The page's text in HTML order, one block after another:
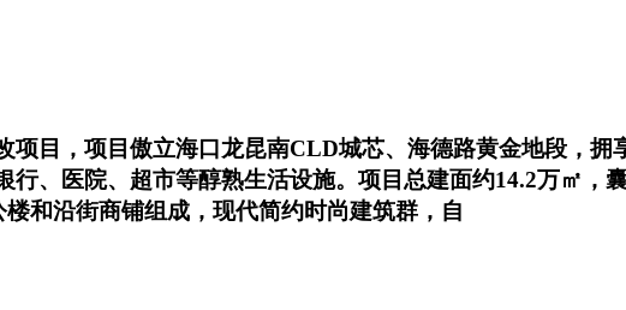
目，项目傲立海口龙昆南CLD城芯、海德路黄金地段，
、医院、超市等醇熟生活设施。项目总建面约14.2万㎡，
和沿街商铺组成，现代简约时尚建筑群，自